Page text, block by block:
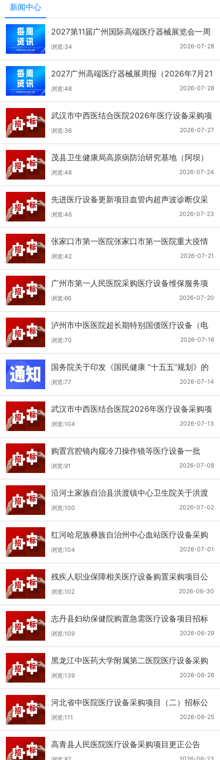
新闻中心
2027第11届广州国际高端医疗器械展览会一周
报（7.22-7.28）
2026-07-28
浏览:34
2027广州高端医疗器械展周报（2026年7月21
-27日）
2026-07-28
浏览:48
武汉市中西医结合医院2026年医疗设备采购项
目三十三公开招标公告
2026-07-27
浏览:36
茂县卫生健康局高原病防治研究基地（阿坝）
手术、急救及生命支持类医疗设备购置项目招
标公告
2026-07-24
浏览:48
先进医疗设备更新项目血管内超声波诊断仪采
购（三次）公开招标公告
2026-07-23
浏览:46
张家口市第一医院张家口市第一医院重大疫情
救治基地手术室及重症监护室医疗设备采购项
目更正公告
2026-07-21
浏览:42
广州市第一人民医院采购医疗设备维保服务项
目（2026年第1批）(二次)（项目编号：GZSY-
2026FW-06）采购更正公告
2026-07-20
浏览:66
泸州市中医医院超长期特别国债医疗设备（电
子胃肠镜系统）采购更正公告（第二次）2026-07-16
浏览:70
国务院关于印发《国民健康 “十五五”规划》的
通知
2026-07-14
浏览:77
武汉市中西医结合医院2026年医疗设备采购项
目四公开招标公告
2026-07-13
浏览:104
购置宫腔镜内窥冷刀操作镜等医疗设备一批
（双盲+远程异地+分散）
2026-07-08
浏览:91
沿河土家族自治县洪渡镇中心卫生院关于洪渡
镇中心卫生院县域医疗次中心医疗设备采购项
目的公开招标公告
2026-07-02
浏览:100
红河哈尼族彝族自治州中心血站医疗设备采购
（二次）公开招标公告
2026-07-01
浏览:104
残疾人职业保障相关医疗设备购置采购项目公
开招标招标公告
2026-06-30
浏览:102
志丹县妇幼保健院购置急需医疗设备项目招标
公告
2026-06-29
浏览:109
黑龙江中医药大学附属第二医院医疗设备采购
(二次)招标公告
2026-06-26
浏览:139
河北省中医院医疗设备采购项目（二）招标公
告
2026-06-25
浏览:111
高青县人民医院医疗设备采购项目更正公告